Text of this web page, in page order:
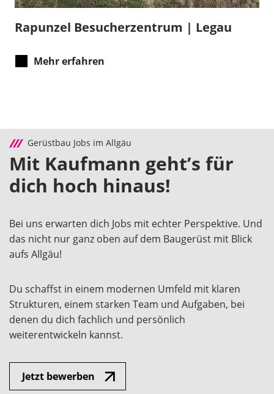
Rapunzel Besucherzentrum | Legau
Mehr erfahren
Gerüstbau Jobs im Allgäu
Mit Kaufmann geht’s für
dich hoch hinaus!
Bei uns erwarten dich Jobs mit echter Perspektive. Und
das nicht nur ganz oben auf dem Baugerüst mit Blick
aufs Allgäu!
Du schaffst in einem modernen Umfeld mit klaren
Strukturen, einem starken Team und Aufgaben, bei
denen du dich fachlich und persönlich
weiterentwickeln kannst.
Jetzt bewerben